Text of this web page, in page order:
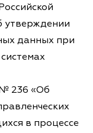
утверждении
данных при
№ 236 «Об
в процессе